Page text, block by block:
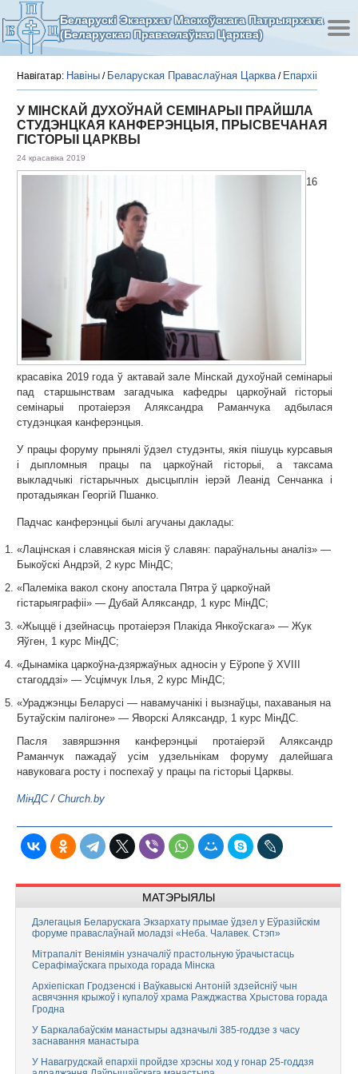
Беларускі Экзархат Маскоўскага Патрыярхата
(Беларуская Праваслаўная Царква)
Навігатар: Навіны / Беларуская Праваслаўная Царква/ Епархіі
У МІНСКАЙ ДУХОЎНАЙ СЕМІНАРЫІ ПРАЙШЛА
СТУДЭНЦКАЯ КАНФЕРЭНЦЫЯ, ПРЫСВЕЧАНАЯ
ГІСТОРЫІ ЦАРКВЫ
24 красавіка 2019
16
красавіка 2019 года ў актавай зале Мінскай духоўнай семінарыі
пад старшынствам загадчыка кафедры царкоўнай гісторыі
семінарыі протаіерэя Аляксандра Раманчука адбылася
студэнцкая канферэнцыя.
У працы форуму прынялі ўдзел студэнты, якія пішуць курсавыя
і дыпломныя працы па царкоўнай гісторыі, а таксама
выкладчыкі гістарычных дысцыплін іерэй Леанід Сенчанка і
протадыякан Георгій Пшанко.
Падчас канферэнцыі былі агучаны даклады:
«Лацінская і славянская місія ў славян: параўнальны аналіз» —
Быкоўскі Андрэй, 2 курс МінДС;
«Палеміка вакол скону апостала Пятра ў царкоўнай
гістарыяграфіі» — Дубай Аляксандр, 1 курс МінДС;
«Жыццё і дзейнасць протаіерэя Плакіда Янкоўскага» — Жук
Яўген, 1 курс МінДС;
«Дынаміка царкоўна-дзяржаўных адносін у Еўропе ў XVIII
стагоддзі» — Усцімчук Ілья, 2 курс МінДС;
«Ураджэнцы Беларусі — навамучанікі і вызнаўцы, пахаваныя на
Бутаўскім палігоне» — Яворскі Аляксандр, 1 курс МінДС.
Пасля завяршэння канферэнцыі протаіерэй Аляксандр
Раманчук пажадаў усім удзельнікам форуму далейшага
навуковага росту і поспехаў у працы па гісторыі Царквы.
МінДС/ Church.by
МАТЭРЫЯЛЫ
Дэлегацыя Беларускага Экзархату прымае ўдзел у Еўразійскім
форуме праваслаўнай моладзі «Неба. Чалавек. Стэп»
Мітрапаліт Веніямін узначаліў прастольную ўрачыстасць
Серафімаўскага прыхода горада Мінска
Архіепіскап Гродзенскі і Ваўкавыскі Антоній здзейсніў чын
асвячэння крыжоў і купалоў храма Ражджаства Хрыстова горада
Гродна
У Баркалабаўскім манастыры адзначылі 385-годдзе з часу
заснавання манастыра
У Навагрудскай епархіі пройдзе хрэсны ход у гонар 25-годдзя